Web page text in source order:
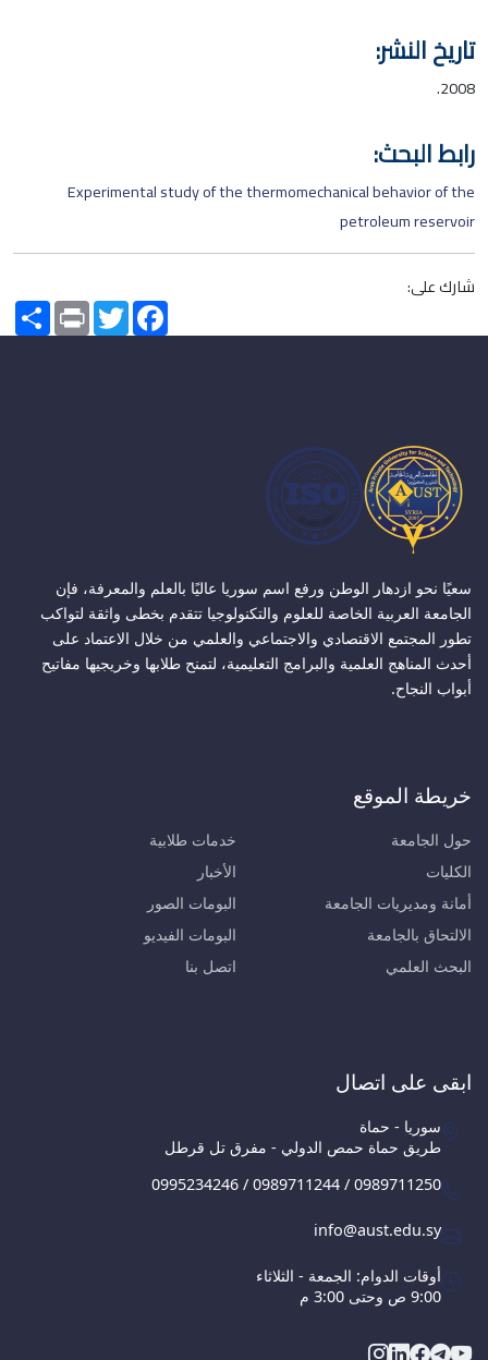
تاريخ النشر:
2008.
رابط البحث:
Experimental study of the thermomechanical behavior of the
petroleum reservoir
شارك على:
Share PrintTwitterFacebook
سعيًا نحو ازدهار الوطن ورفع اسم سوريا عاليًا بالعلم والمعرفة، فإن
الجامعة العربية الخاصة للعلوم والتكنولوجيا تتقدم بخطى واثقة لتواكب
تطور المجتمع الاقتصادي والاجتماعي والعلمي من خلال الاعتماد على
أحدث المناهج العلمية والبرامج التعليمية، لتمنح طلابها وخريجيها مفاتيح
أبواب النجاح.
خريطة الموقع
حول الجامعة
الكليات
أمانة ومديريات الجامعة
الالتحاق بالجامعة
البحث العلمي
خدمات طلابية
الأخبار
البومات الصور
البومات الفيديو
اتصل بنا
ابقى على اتصال
سوريا - حماة
طريق حماة حمص الدولي - مفرق تل قرطل
0995234246 / 0989711244 / 0989711250
info@aust.edu.sy
أوقات الدوام: الجمعة - الثلاثاء
9:00 ص وحتى 3:00 م